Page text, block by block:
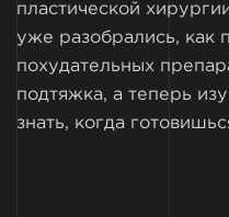
пластической
уже разобрались, как
похудательных
подтяжка, а теперь
знать, когда